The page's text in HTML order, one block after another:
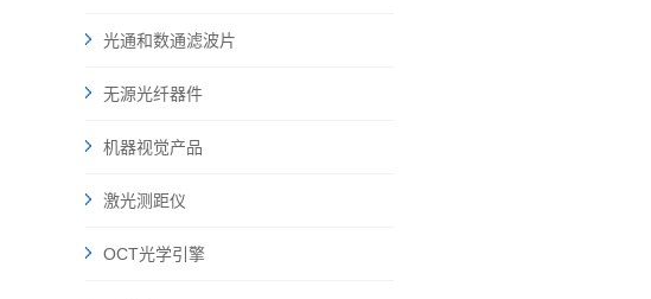
光通和数通滤波片
无源光纤器件
机器视觉产品
激光测距仪
OCT光学引擎